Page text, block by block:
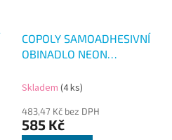
COPOLY SAMOADHESIVNÍ
OBINADLO NEON
Skladem (4 ks)
483,47 Kč bez DPH
585 Kč